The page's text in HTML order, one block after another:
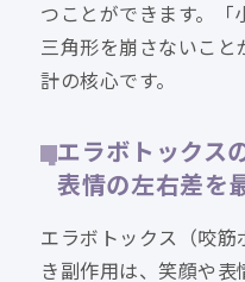
つことができます。
三角形を崩さないこ
計の核心です。
エラボトック
表情の左右差を
エラボトックス（咬筋
き副作用は、笑顔や